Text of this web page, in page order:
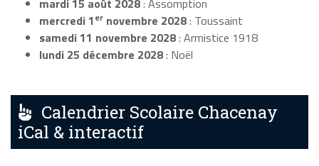
mardi 15 août 2028: Assomption
mercredi 1er novembre 2028: Toussaint
samedi 11 novembre 2028: Armistice 1918
lundi 25 décembre 2028: Noël
Calendrier Scolaire Chacenay
iCal & interactif